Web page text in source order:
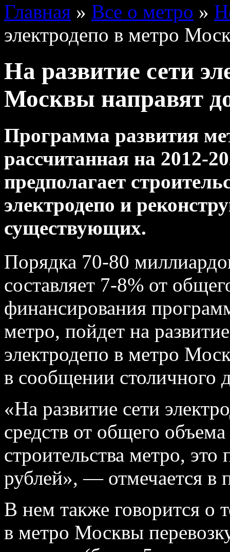
Главная » Все о метро »
электродепо в метро
На развитие сети
Москвы направят
Программа развития
рассчитанная на 2012-
предполагает
электродепо и
существующих.
Порядка 70-80
составляет 7-8% от
финансирования
метро, пойдет на
электродепо в метро
в сообщении столичного
«На развитие сети
средств от общего
строительства метро,
рублей», — отмечается в
В нем также говорится о
в метро Москвы